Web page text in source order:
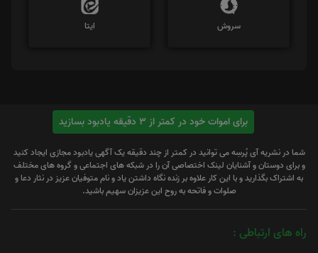
سروش ایتا
برای اموات خود در کمتر از 3 دقیقه یادبود بسازید
شما در نشریه آی پُرسِه می توانید در کمتر از چند دقیقه یک آگهی یادبود مجازی ایجاد کنید
و برای دوستان و آشنایان لینک اختصاصی آن را در شبکه های اجتماعی و گروه های مختلف
به اشتراک بگذارید و با این کار علاوه بر زنده نگاه داشتن یاد و نام متوفیان عزیز در نثار دعا و
صلوات و فاتحه به روح این عزیزان سهیم باشید.
راه های ارتباطی :